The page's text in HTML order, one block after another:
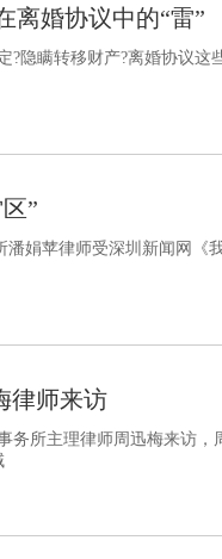
离婚协议中的“雷”
隐瞒转移财产?离婚协议
”
娟苹律师受深圳新闻网
律师来访
务所主理律师周迅梅来访